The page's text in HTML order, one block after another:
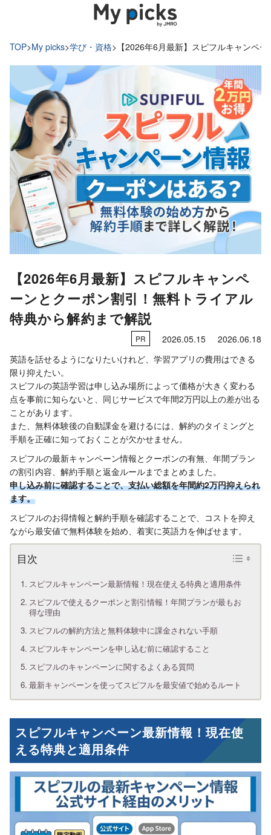
TOP>My picks>学び・資格> 【2026年6月最新】スピフルキャンペ
【2026年6月最新】スピフルキャンペ
ーンとクーポン割引！無料トライアル
特典から解約まで解説
PR 2026.05.15
2026.06.18
英語を話せるようになりたいけれど、学習アプリの費用はできる
限り抑えたい。
スピフルの英語学習は申し込み場所によって価格が大きく変わる
点を事前に知らないと、同じサービスで年間2万円以上の差が出る
ことがあります。
また、無料体験後の自動課金を避けるには、解約のタイミングと
手順を正確に知っておくことが欠かせません。
スピフルの最新キャンペーン情報とクーポンの有無、年間プラン
の割引内容、解約手順と返金ルールまでまとめました。
申し込み前に確認することで、支払い総額を年間約2万円抑えられ
ます。
スピフルのお得情報と解約手順を確認することで、コストを抑え
ながら最安値で無料体験を始め、着実に英語力を伸ばせます。
スピフルキャンペーン最新情報！現在使える特典と適用条件
スピフルで使えるクーポンと割引情報！年間プランが最もお
得な理由
スピフルの解約方法と無料体験中に課金されない手順
スピフルキャンペーンを申し込む前に確認すること
スピフルのキャンペーンに関するよくある質問
最新キャンペーンを使ってスピフルを最安値で始めるルート
スピフルキャンペーン最新情報！現在使
える特典と適用条件